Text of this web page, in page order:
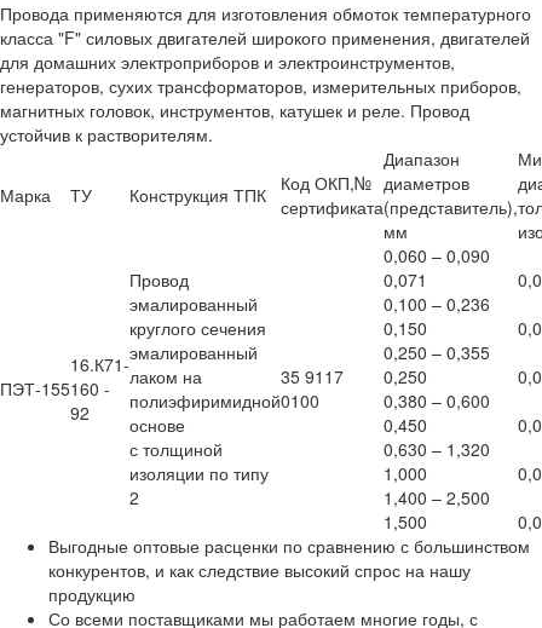
Провода применяются для изготовления обмоток температурного
класса "F" силовых двигателей широкого применения, двигателей
для домашних электроприборов и электроинструментов,
генераторов, сухих трансформаторов, измерительных приборов,
магнитных головок, инструментов, катушек и реле. Провод
устойчив к растворителям.
Марка ТУ Конструкция ТПК
Код ОКП,№
сертификата
Диапазон
диаметров
(представитель),
мм
ПЭТ-155
16.К71-
160 -
92
Провод
эмалированный
круглого сечения
эмалированный
лаком на
полиэфиримидной
основе
с толщиной
изоляции по типу
2
35 9117
0100
0,060 – 0,090
0,071
0,100 – 0,236
0,150
0,250 – 0,355
0,250
0,380 – 0,600
0,450
0,630 – 1,320
1,000
1,400 – 2,500
1,500
Выгодные оптовые расценки по сравнению с большинством
конкурентов, и как следствие высокий спрос на нашу
продукцию
Со всеми поставщиками мы работаем многие годы, с